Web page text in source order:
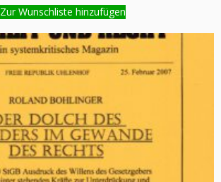
Zur Wunschliste hinzufügen